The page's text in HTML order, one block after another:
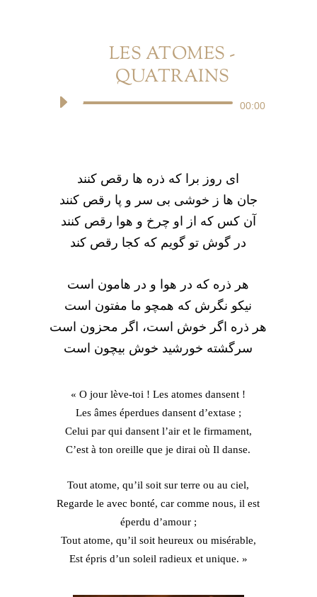
LES ATOMES -
QUATRAINS
Audio
00:00
ای روز برا که ذره ها رقص کنند
جان ها ز خوشی بی سر و پا رقص کنند
آن کس که از او چرخ و هوا رقص کنند
در گوش تو گویم که کجا رقص کند
هر ذره که در هوا و در هامون است
نیکو نگرش که همچو ما مفتون است
هر ذره اگر خوش است، اگر محزون است
سرگشته خورشید خوش بیچون است
« O jour lève-toi ! Les atomes dansent !
Les âmes éperdues dansent d’extase ;
Celui par qui dansent l’air et le firmament,
C’est à ton oreille que je dirai où Il danse.
Tout atome, qu’il soit sur terre ou au ciel,
Regarde le avec bonté, car comme nous, il est
éperdu d’amour ;
Tout atome, qu’il soit heureux ou misérable,
Est épris d’un soleil radieux et unique. »